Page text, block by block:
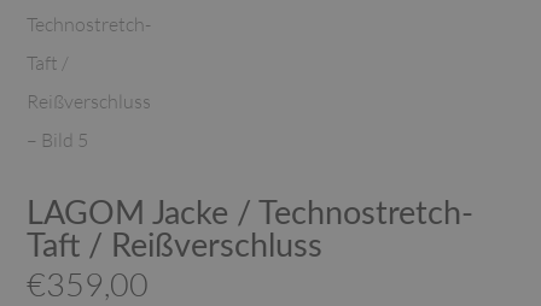
LAGOM Jacke / Technostretch-
Taft / Reißverschluss
€359,00